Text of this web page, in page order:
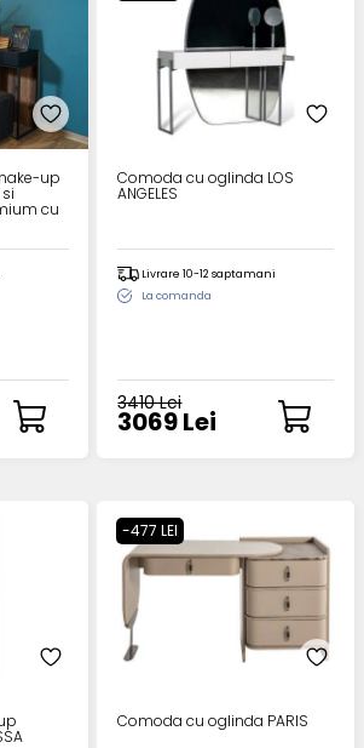
up
cu
Comoda cu oglinda LOS
ANGELES
Livrare 10-12 saptamani
La comanda
3410 Lei
3069 Lei
-477 LEI
Comoda cu oglinda PARIS